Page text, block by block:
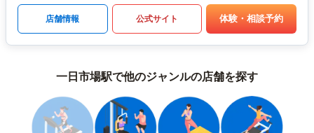
店舗情報 公式サイト 体験・相談予約
一日市場駅で他のジャンルの店舗を探す